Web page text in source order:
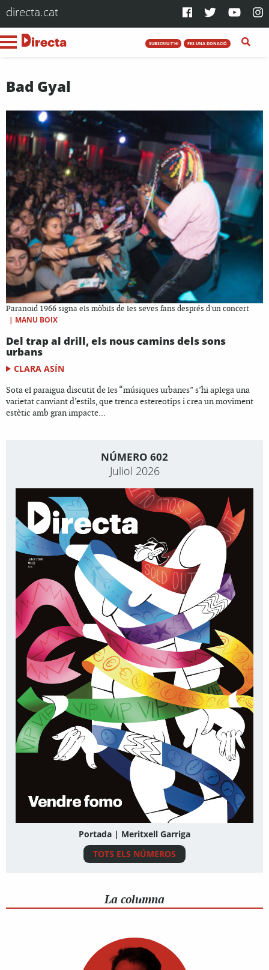
directa.cat
SUBSCRIU-T'HI FES UNA DONACIÓ
Bad Gyal
Paranoid 1966 signa els mòbils de les seves fans després d'un concert
| MANU BOIX
Del trap al drill, els nous camins dels sons
urbans
CLARA ASÍN
Sota el paraigua discutit de les “músiques urbanes” s’hi aplega una
varietat canviant d’estils, que trenca estereotips i crea un moviment
estètic amb gran impacte...
NÚMERO 602
Juliol 2026
Portada | Meritxell Garriga
TOTS ELS NÚMEROS
La columna